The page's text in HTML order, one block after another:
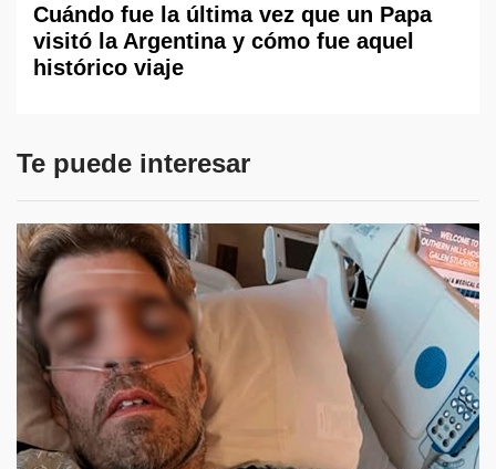
Cuándo fue la última vez que un Papa
visitó la Argentina y cómo fue aquel
histórico viaje
Te puede interesar